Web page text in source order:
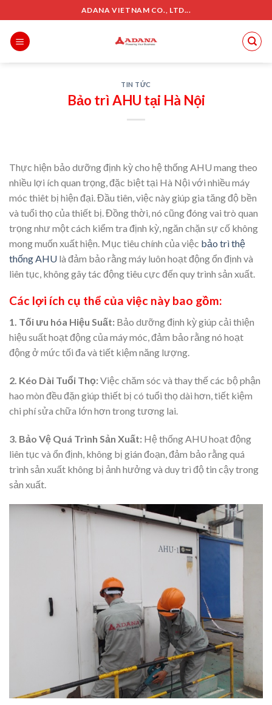
to
content
ADANA VIETNAM CO., LTD...
TIN TỨC
Bảo trì AHU tại Hà Nội
Thực hiện bảo dưỡng định kỳ cho hệ thống AHU mang theo
nhiều lợi ích quan trọng, đặc biệt tại Hà Nội với nhiều máy
móc thiêt bị hiện đại. Đầu tiên, việc này giúp gia tăng độ bền
và tuổi thọ của thiết bị. Đồng thời, nó cũng đóng vai trò quan
trọng như một cách kiểm tra định kỳ, ngăn chặn sự cố không
mong muốn xuất hiện. Mục tiêu chính của việc bảo trì thệ
thống AHU là đảm bảo rằng máy luôn hoạt động ổn định và
liên tục, không gây tác động tiêu cực đến quy trình sản xuất.
Các lợi ích cụ thể của việc này bao gồm:
1. Tối ưu hóa Hiệu Suất: Bảo dưỡng định kỳ giúp cải thiện
hiệu suất hoạt động của máy móc, đảm bảo rằng nó hoạt
động ở mức tối đa và tiết kiệm năng lượng.
2. Kéo Dài Tuổi Thọ:Việc chăm sóc và thay thế các bộ phận
hao mòn đều đặn giúp thiết bị có tuổi thọ dài hơn, tiết kiệm
chi phí sửa chữa lớn hơn trong tương lai.
3. Bảo Vệ Quá Trình Sản Xuất: Hệ thống AHU hoạt động
liên tục và ổn định, không bị gián đoạn, đảm bảo rằng quá
trình sản xuất không bị ảnh hưởng và duy trì độ tin cậy trong
sản xuất.